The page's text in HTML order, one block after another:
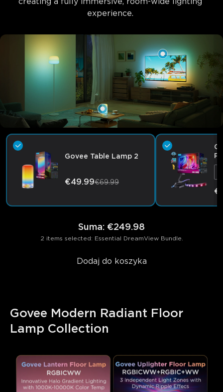
Govee Table Lamp 2
€49.99€69.99
Suma: €249.98
2 items selected: Essential DreamView Bundle.
Dodaj do koszyka
Govee Modern Radiant Floor
Lamp Collection